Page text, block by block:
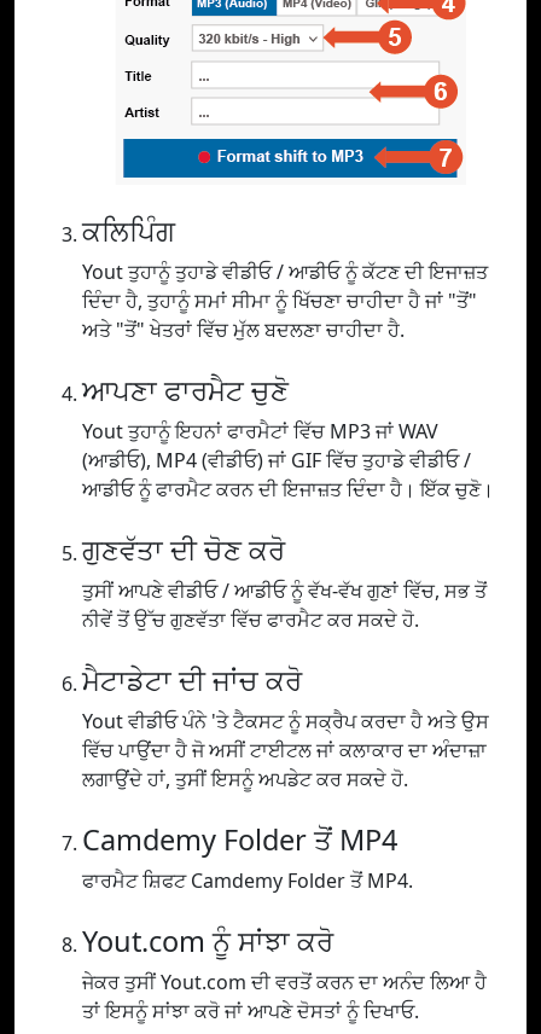
ਕਲਿਪਿੰਗ
Yout ਤੁਹਾਨੂੰ ਤੁਹਾਡੇ ਵੀਡੀਓ / ਆਡੀਓ ਨੂੰ ਕੱਟਣ ਦੀ ਇਜਾਜ਼ਤ
ਦਿੰਦਾ ਹੈ, ਤੁਹਾਨੂੰ ਸਮਾਂ ਸੀਮਾ ਨੂੰ ਖਿੱਚਣਾ ਚਾਹੀਦਾ ਹੈ ਜਾਂ "ਤੋਂ"
ਅਤੇ "ਤੋਂ" ਖੇਤਰਾਂ ਵਿੱਚ ਮੁੱਲ ਬਦਲਣਾ ਚਾਹੀਦਾ ਹੈ.
ਆਪਣਾ ਫਾਰਮੈਟ ਚੁਣੋ
Yout ਤੁਹਾਨੂੰ ਇਹਨਾਂ ਫਾਰਮੈਟਾਂ ਵਿੱਚ MP3 ਜਾਂ WAV
(ਆਡੀਓ), MP4 (ਵੀਡੀਓ) ਜਾਂ GIF ਵਿੱਚ ਤੁਹਾਡੇ ਵੀਡੀਓ /
ਆਡੀਓ ਨੂੰ ਫਾਰਮੈਟ ਕਰਨ ਦੀ ਇਜਾਜ਼ਤ ਦਿੰਦਾ ਹੈ। ਇੱਕ ਚੁਣੋ।
ਗੁਣਵੱਤਾ ਦੀ ਚੋਣ ਕਰੋ
ਤੁਸੀਂ ਆਪਣੇ ਵੀਡੀਓ / ਆਡੀਓ ਨੂੰ ਵੱਖ-ਵੱਖ ਗੁਣਾਂ ਵਿੱਚ, ਸਭ ਤੋਂ
ਨੀਵੇਂ ਤੋਂ ਉੱਚ ਗੁਣਵੱਤਾ ਵਿੱਚ ਫਾਰਮੈਟ ਕਰ ਸਕਦੇ ਹੋ.
ਮੈਟਾਡੇਟਾ ਦੀ ਜਾਂਚ ਕਰੋ
Yout ਵੀਡੀਓ ਪੰਨੇ 'ਤੇ ਟੈਕਸਟ ਨੂੰ ਸਕ੍ਰੈਪ ਕਰਦਾ ਹੈ ਅਤੇ ਉਸ
ਵਿੱਚ ਪਾਉਂਦਾ ਹੈ ਜੋ ਅਸੀਂ ਟਾਈਟਲ ਜਾਂ ਕਲਾਕਾਰ ਦਾ ਅੰਦਾਜ਼ਾ
ਲਗਾਉਂਦੇ ਹਾਂ, ਤੁਸੀਂ ਇਸਨੂੰ ਅਪਡੇਟ ਕਰ ਸਕਦੇ ਹੋ.
Camdemy Folder ਤੋਂ MP4
ਫਾਰਮੈਟ ਸ਼ਿਫਟ Camdemy Folder ਤੋਂ MP4.
Yout.com ਨੂੰ ਸਾਂਝਾ ਕਰੋ
ਜੇਕਰ ਤੁਸੀਂ Yout.com ਦੀ ਵਰਤੋਂ ਕਰਨ ਦਾ ਅਨੰਦ ਲਿਆ ਹੈ
ਤਾਂ ਇਸਨੂੰ ਸਾਂਝਾ ਕਰੋ ਜਾਂ ਆਪਣੇ ਦੋਸਤਾਂ ਨੂੰ ਦਿਖਾਓ.